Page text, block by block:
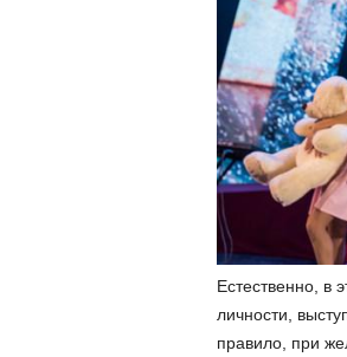
Естественно, в
личности,
правило, при